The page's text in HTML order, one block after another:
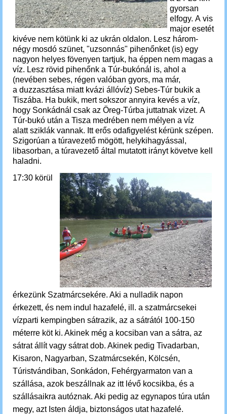
gyorsan
elfogy. A vis
major esetét
kivéve nem kötünk ki az ukrán oldalon. Lesz három-
négy mosdó szünet, "uzsonnás" pihenőnket (is) egy
nagyon helyes fövenyen tartjuk, ha éppen nem magas a
víz. Lesz rövid pihenőnk a Túr-bukónál is, ahol a
(nevében sebes, régen valóban gyors, ma már,
a duzzasztása miatt kvázi állóvíz) Sebes-Túr bukik a
Tiszába. Ha bukik, mert sokszor annyira kevés a víz,
hogy Sonkádnál csak az Öreg-Túrba juttatnak vizet. A
Túr-bukó után a Tisza medrében nem mélyen a víz
alatt sziklák vannak. Itt erős odafigyelést kérünk szépen.
Szigorúan a túravezető mögött, helykihagyással,
libasorban, a túravezető által mutatott irányt követve kell
haladni.
17:30 körül
érkezünk Szatmárcsekére. Aki a nulladik napon
érkezett, és nem indul hazafelé, ill. a szatmárcsekei
vízparti kempingben sátrazik, az a sátrától 100-150
méterre köt ki. Akinek még a kocsiban van a sátra, az
sátrat állít vagy sátrat dob. Akinek pedig Tivadarban,
Kisaron, Nagyarban, Szatmárcsekén, Kölcsén,
Túristvándiban, Sonkádon, Fehérgyarmaton van a
szállása, azok beszállnak az itt lévő kocsikba, és a
szállásaikra autóznak. Aki pedig az egynapos túra után
megy, azt Isten áldja, biztonságos utat hazafelé.